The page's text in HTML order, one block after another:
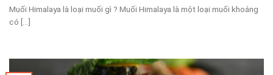
Muối Himalaya là loại muối gì ? Muối Himalaya là một loại muối khoáng
có [...]